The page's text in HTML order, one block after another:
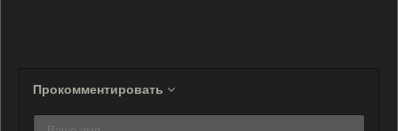
Прокомментировать